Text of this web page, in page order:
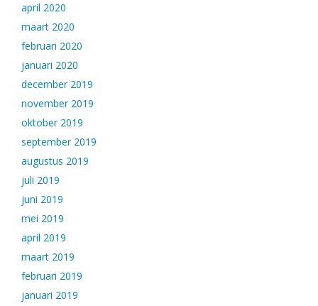
april 2020
maart 2020
februari 2020
januari 2020
december 2019
november 2019
oktober 2019
september 2019
augustus 2019
juli 2019
juni 2019
mei 2019
april 2019
maart 2019
februari 2019
januari 2019